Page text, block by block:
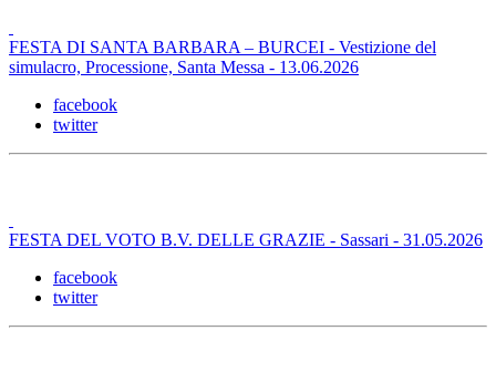
FESTA DI SANTA BARBARA – BURCEI - Vestizione del
simulacro, Processione, Santa Messa - 13.06.2026
facebook
twitter
FESTA DEL VOTO B.V. DELLE GRAZIE - Sassari - 31.05.2026
facebook
twitter